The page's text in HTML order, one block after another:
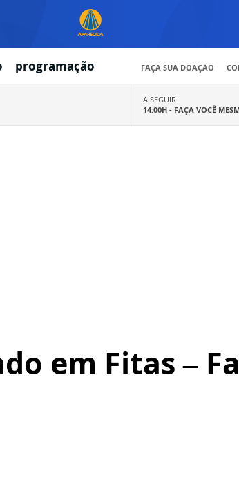
programação FAÇA SUA DOAÇÃO
A SEGUIR
14:00H - FAÇA VOCÊ
em Fitas –